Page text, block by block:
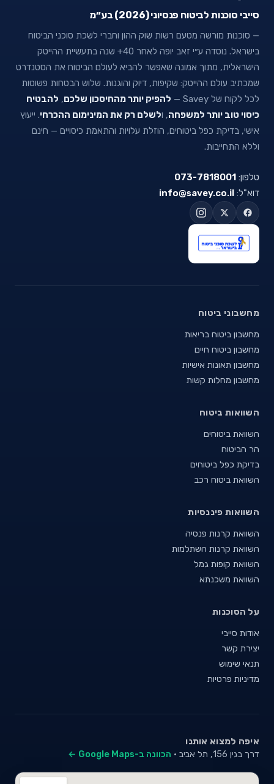
סייבי סוכנות לביטוח פנסיוני (2026) בע״מ
— סוכנות מורשה מטעם רשות שוק ההון וחברי לשכת סוכני הביטוח
בישראל. נוסדה ע״י זאב יופה לאחר 40+ שנה בתעשיית ההייטק
הישראלית, מתוך אמונה שאפשר להביא לעולם הביטוח את הסטנדרט
שמכתיב עולם ההייטק: שקיפות, דיוק והוגנות. שלוש הבטחות פשוטות
לכל לקוח של Savey —
להפיק יותר מהחיסכון שלכם, להבטיח
כיסוי טוב יותר למשפחה, ולשלם רק את המינימום ההכרחי. ייעוץ
אישי, בדיקת כפל ביטוחים, הוזלת עלויות והתאמת כיסויים — חינם
וללא התחייבות.
טלפון: 073-7818001
דוא"ל: info@savey.co.il
מחשבוני ביטוח
מחשבון ביטוח בריאות
מחשבון ביטוח חיים
מחשבון תאונות אישיות
מחשבון מחלות קשות
השוואות ביטוח
השוואת ביטוחים
הר הביטוח
בדיקת כפל ביטוחים
השוואת ביטוח רכב
השוואות פיננסיות
השוואת קרנות פנסיה
השוואת קרנות השתלמות
השוואת קופות גמל
השוואת משכנתא
על הסוכנות
אודות סייבי
יצירת קשר
תנאי שימוש
מדיניות פרטיות
איפה למצוא אותנו
דרך בגין 156, תל אביב · הכוונה ב-Google Maps ←